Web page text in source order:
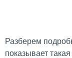
Разберем
показывает